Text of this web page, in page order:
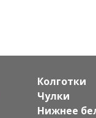
Колготки
Чулки
Нижнее